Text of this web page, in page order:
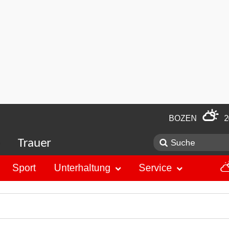
BOZEN
Trauer
Sport Unterhaltung Service